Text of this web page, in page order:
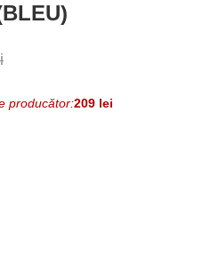
(ALBASTRU)
producător:209 lei